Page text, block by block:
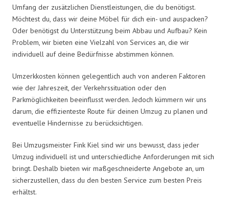
Umfang der zusätzlichen Dienstleistungen, die du benötigst.
Möchtest du, dass wir deine Möbel für dich ein- und auspacken?
Oder benötigst du Unterstützung beim Abbau und Aufbau? Kein
Problem, wir bieten eine Vielzahl von Services an, die wir
individuell auf deine Bedürfnisse abstimmen können.
Umzerkkosten können gelegentlich auch von anderen Faktoren
wie der Jahreszeit, der Verkehrssituation oder den
Parkmöglichkeiten beeinflusst werden. Jedoch kümmern wir uns
darum, die effizienteste Route für deinen Umzug zu planen und
eventuelle Hindernisse zu berücksichtigen.
Bei Umzugsmeister Fink Kiel sind wir uns bewusst, dass jeder
Umzug individuell ist und unterschiedliche Anforderungen mit sich
bringt. Deshalb bieten wir maßgeschneiderte Angebote an, um
sicherzustellen, dass du den besten Service zum besten Preis
erhältst.